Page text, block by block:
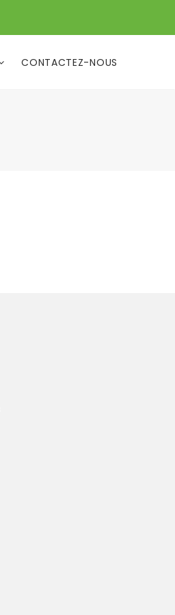
CONTACTEZ-NOUS